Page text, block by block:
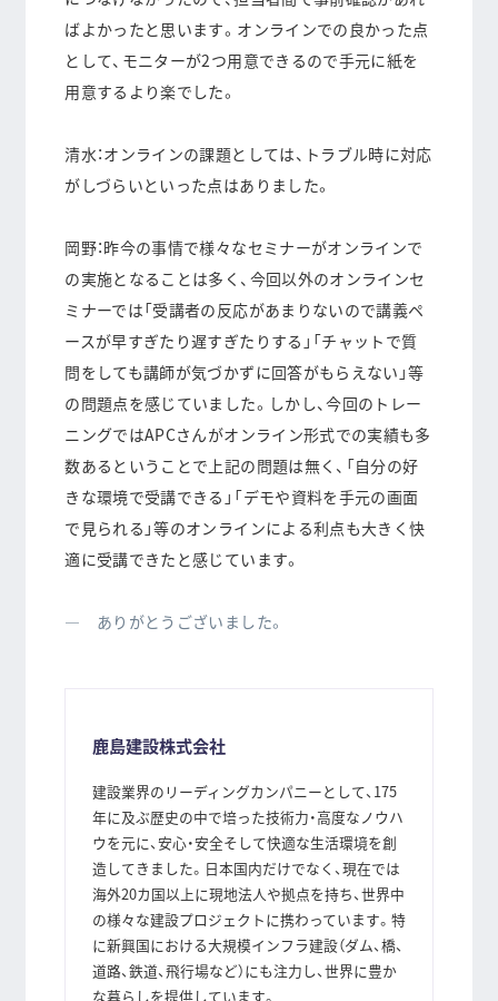
ばよかったと思います。オンラインでの良かった点
として、モニターが2つ用意できるので手元に紙を
用意するより楽でした。
清水：オンラインの課題としては、トラブル時に対応
がしづらいといった点はありました。
岡野：昨今の事情で様々なセミナーがオンラインで
の実施となることは多く、今回以外のオンラインセ
ミナーでは「受講者の反応があまりないので講義ペ
ースが早すぎたり遅すぎたりする」「チャットで質
問をしても講師が気づかずに回答がもらえない」等
の問題点を感じていました。しかし、今回のトレー
ニングではAPCさんがオンライン形式での実績も多
数あるということで上記の問題は無く、「自分の好
きな環境で受講できる」「デモや資料を手元の画面
で見られる」等のオンラインによる利点も大きく快
適に受講できたと感じています。
― ありがとうございました。
鹿島建設株式会社
建設業界のリーディングカンパニーとして、175
年に及ぶ歴史の中で培った技術力・高度なノウハ
ウを元に、安心・安全そして快適な生活環境を創
造してきました。日本国内だけでなく、現在では
海外20カ国以上に現地法人や拠点を持ち、世界中
の様々な建設プロジェクトに携わっています。特
に新興国における大規模インフラ建設（ダム、橋、
道路、鉄道、飛行場など）にも注力し、世界に豊か
な暮らしを提供しています。